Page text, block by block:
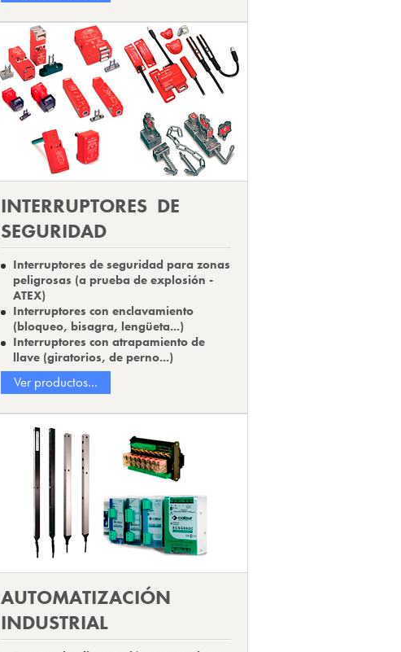
INTERRUPTORES DE
SEGURIDAD
Interruptores de seguridad para zonas
peligrosas (a prueba de explosión -
ATEX)
Interruptores con enclavamiento
(bloqueo, bisagra, lengüeta...)
Interruptores con atrapamiento de
llave (giratorios, de perno...)
Ver productos...
AUTOMATIZACIÓN
INDUSTRIAL